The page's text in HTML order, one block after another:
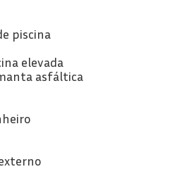
piscina
elevada
asfáltica